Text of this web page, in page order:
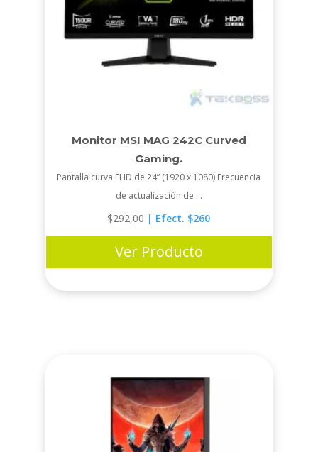
Monitor MSI MAG 242C Curved
Gaming.
Pantalla curva FHD de 24” (1920 x 1080) Frecuencia
de actualización de ...
$292,00 | Efect. $260
Ver Producto